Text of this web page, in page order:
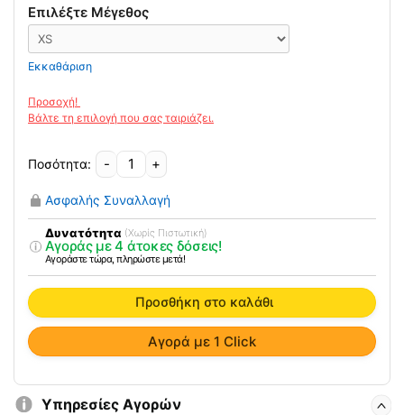
Επιλέξτε Μέγεθος
Εκκαθάριση
Αγορά με 1 Click
-
Δυναμικός
Νάρθηκας
Έκτασης
Μετακαρπίων
ποσότητα
+
Ασφαλής Συναλλαγή
Δυνατότητα (Χωρίς Πιστωτική)
Αγοράς με 4 άτοκες δόσεις!
Αγοράστε τώρα, πληρώστε μετά!
Προσθήκη στο καλάθι
Υπηρεσίες Αγορών